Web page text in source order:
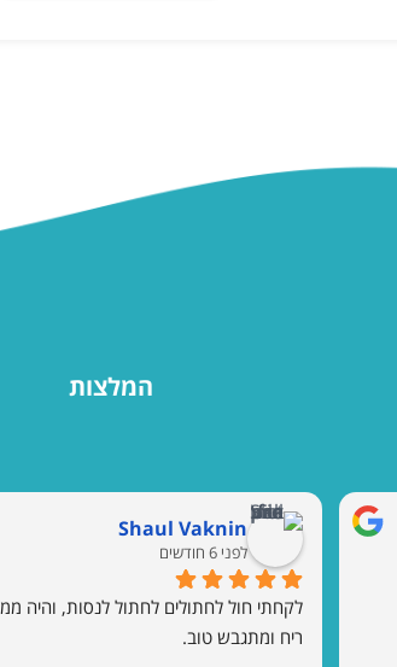
המלצות
Shaul Vaknin
לפני 6 חודשים
ריח ומתגבש טוב.